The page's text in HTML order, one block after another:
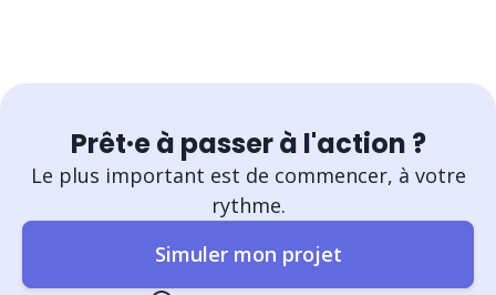
Prêt·e à passer à l'action ?
Le plus important est de commencer, à votre
rythme.
Simuler mon projet